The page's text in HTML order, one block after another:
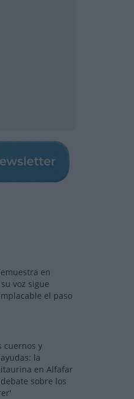
en
voz sigue
el paso
cuernos y
la
en Alfafar
sobre los